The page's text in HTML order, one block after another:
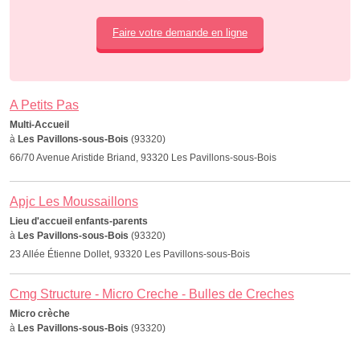
Faire votre demande en ligne
A Petits Pas
Multi-Accueil
à Les Pavillons-sous-Bois (93320)
66/70 Avenue Aristide Briand, 93320 Les Pavillons-sous-Bois
Apjc Les Moussaillons
Lieu d'accueil enfants-parents
à Les Pavillons-sous-Bois (93320)
23 Allée Étienne Dollet, 93320 Les Pavillons-sous-Bois
Cmg Structure - Micro Creche - Bulles de Creches
Micro crèche
à Les Pavillons-sous-Bois (93320)